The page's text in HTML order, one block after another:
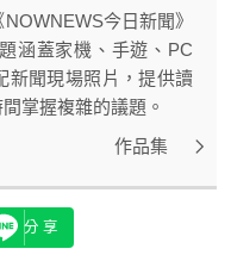
今日新聞》
涵蓋家機、手遊、PC
新聞現場照片，提供讀
掌握複雜的議題。
作品集
分享